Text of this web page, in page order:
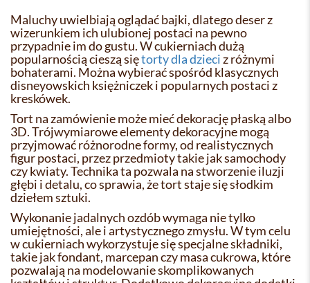
Maluchy uwielbiają oglądać bajki, dlatego deser z
wizerunkiem ich ulubionej postaci na pewno
przypadnie im do gustu. W cukierniach dużą
popularnością cieszą siętorty dla dzieciz różnymi
bohaterami. Można wybierać spośród klasycznych
disneyowskich księżniczek i popularnych postaci z
kreskówek.
Tort na zamówienie może mieć dekorację płaską albo
3D. Trójwymiarowe elementy dekoracyjne mogą
przyjmować różnorodne formy, od realistycznych
figur postaci, przez przedmioty takie jak samochody
czy kwiaty. Technika ta pozwala na stworzenie iluzji
głębi i detalu, co sprawia, że tort staje się słodkim
dziełem sztuki.
Wykonanie jadalnych ozdób wymaga nie tylko
umiejętności, ale i artystycznego zmysłu. W tym celu
w cukierniach wykorzystuje się specjalne składniki,
takie jak fondant, marcepan czy masa cukrowa, które
pozwalają na modelowanie skomplikowanych